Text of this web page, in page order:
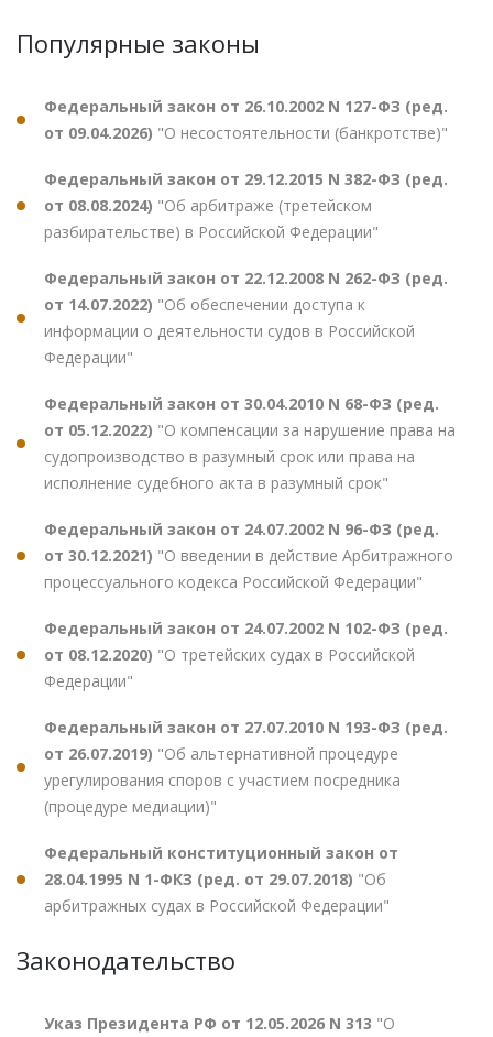
Популярные законы
Федеральный закон от 26.10.2002 N 127-ФЗ (ред.
от 09.04.2026) "О несостоятельности (банкротстве)"
Федеральный закон от 29.12.2015 N 382-ФЗ (ред.
от 08.08.2024) "Об арбитраже (третейском
разбирательстве) в Российской Федерации"
Федеральный закон от 22.12.2008 N 262-ФЗ (ред.
от 14.07.2022) "Об обеспечении доступа к
информации о деятельности судов в Российской
Федерации"
Федеральный закон от 30.04.2010 N 68-ФЗ (ред.
от 05.12.2022) "О компенсации за нарушение права на
судопроизводство в разумный срок или права на
исполнение судебного акта в разумный срок"
Федеральный закон от 24.07.2002 N 96-ФЗ (ред.
от 30.12.2021) "О введении в действие Арбитражного
процессуального кодекса Российской Федерации"
Федеральный закон от 24.07.2002 N 102-ФЗ (ред.
от 08.12.2020) "О третейских судах в Российской
Федерации"
Федеральный закон от 27.07.2010 N 193-ФЗ (ред.
от 26.07.2019) "Об альтернативной процедуре
урегулирования споров с участием посредника
(процедуре медиации)"
Федеральный конституционный закон от
28.04.1995 N 1-ФКЗ (ред. от 29.07.2018) "Об
арбитражных судах в Российской Федерации"
Законодательство
Указ Президента РФ от 12.05.2026 N 313 "О